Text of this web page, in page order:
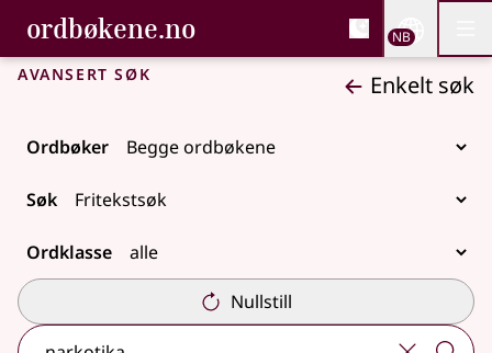
Gå til hovedinnhold
Tilgjengelighet
ordbøkene.no, Bokmålsordboka og
Bokmålsordboka og Nynorskordboka
NB
Avansert søk Enkelt søk
Ordbøker
Søk
Ordklasse
Nullstill